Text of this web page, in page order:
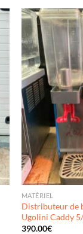
MATÉRIEL
Distributeur de
Ugolini Caddy
390.00€